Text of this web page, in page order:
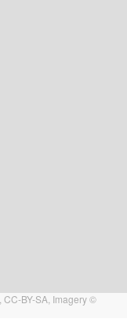
CC-BY-SA , Imagery ©